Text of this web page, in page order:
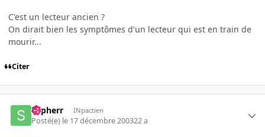
C'est un lecteur ancien ?
On dirait bien les symptômes d'un lecteur qui est en train de
mourir...
Citer
Sypherr INpactien
Posté(e) le 17 décembre 200322 a